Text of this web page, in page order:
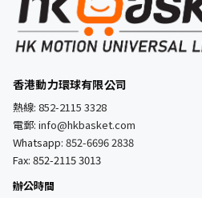
香港動力環球有限公司
熱線: 852-2115 3328
電郵: info@hkbasket.com
Whatsapp: 852-6696 2838
Fax: 852-2115 3013
辦公時間